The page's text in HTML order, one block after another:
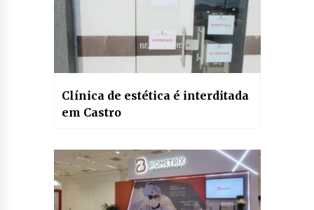
Clínica de estética é interditada
em Castro